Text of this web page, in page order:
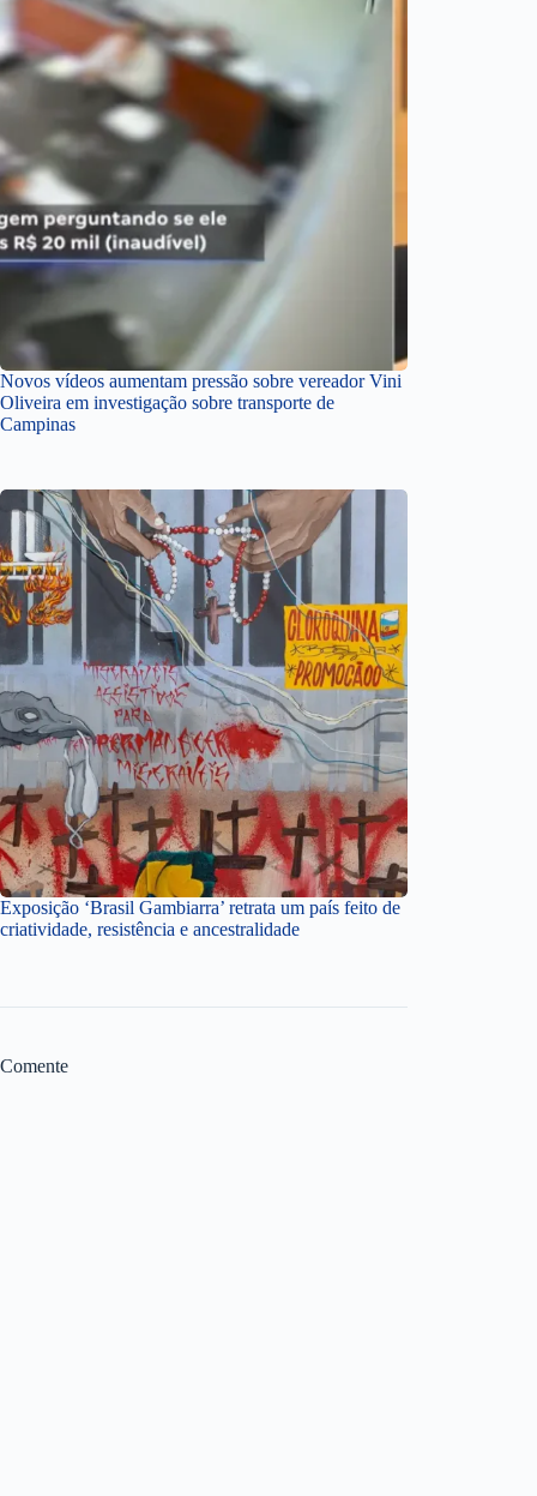
Novos vídeos aumentam pressão sobre vereador Vini
Oliveira em investigação sobre transporte de
Campinas
Exposição ‘Brasil Gambiarra’ retrata um país feito de
criatividade, resistência e ancestralidade
Comente